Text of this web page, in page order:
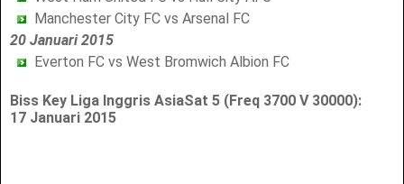
Manchester City FC vs Arsenal FC
20 Januari 2015
Everton FC vs West Bromwich Albion FC
Biss Key Liga Inggris AsiaSat 5 (Freq 3700 V 30000):
17 Januari 2015